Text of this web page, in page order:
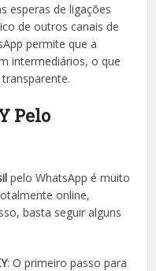
esperas de ligações
de outros canais de
permite que a
intermediários, o que
Pelo
pelo WhatsApp é muito
online,
basta seguir alguns
: O primeiro passo para